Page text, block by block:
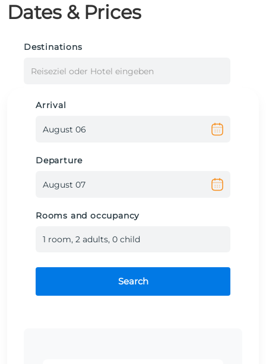
Dates & Prices
Destinations
Reiseziel oder Hotel eingeben
Arrival
Departure
Rooms and occupancy
1 room, 2 adults, 0 child
Search